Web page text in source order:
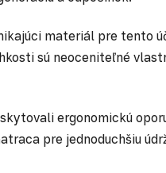
materiál pre tento
sú neoceniteľné
ergonomickú
pre jednoduchšiu